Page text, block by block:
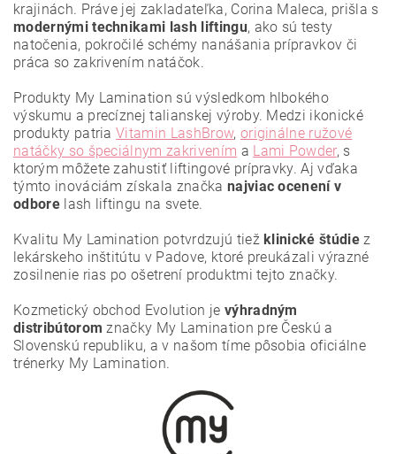
Vložením hodnotenie súhlasíte s
krajinách. Práve jej zakladateľka, Corina Maleca, prišla s
modernými technikami lash liftingu, ako sú testy
natočenia, pokročilé schémy nanášania prípravkov či
práca so zakrivením natáčok.
Produkty My Lamination sú výsledkom hlbokého
výskumu a precíznej talianskej výroby. Medzi ikonické
produkty patriaVitamin LashBrow, originálne ružové
natáčky so špeciálnym zakrivením a Lami Powder, s
ktorým môžete zahustiť liftingové prípravky. Aj vďaka
týmto inováciám získala značka najviac ocenení v
odborelash liftingu na svete.
Kvalitu My Lamination potvrdzujú tiežklinické štúdiez
lekárskeho inštitútu v Padove, ktoré preukázali výrazné
zosilnenie rias po ošetrení produktmi tejto značky.
Kozmetický obchod Evolution je výhradným
distribútorom značky My Lamination pre Českú a
Slovenskú republiku, a v našom tíme pôsobia oficiálne
trénerky My Lamination.